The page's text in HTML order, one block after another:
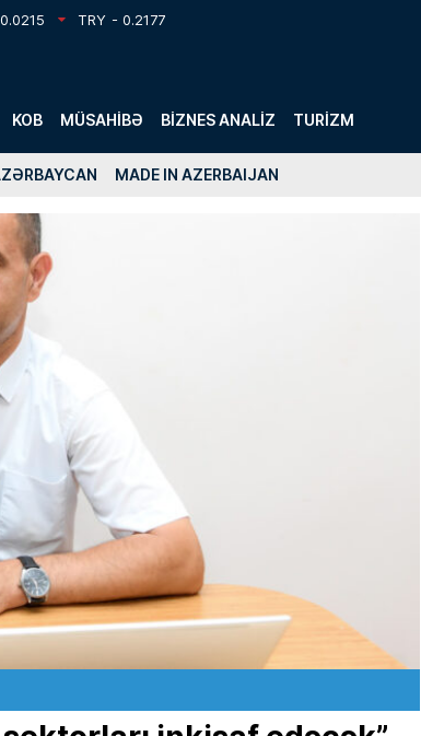
TRY - 0.2177
KOB MÜSAHIBƏ BIZNES ANALIZ TURIZM
MADE IN AZERBAIJAN